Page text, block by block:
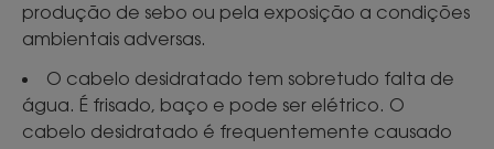
produção de sebo ou pela exposição a condições
ambientais adversas.
O cabelo desidratado tem sobretudo falta de
água. É frisado, baço e pode ser elétrico. O
cabelo desidratado é frequentemente causado